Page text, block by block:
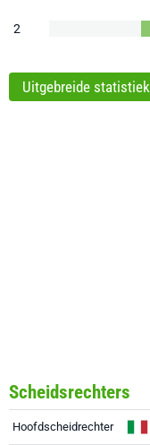
2
Uitgebreide
Scheidsrechters
Hoofdscheidrechter